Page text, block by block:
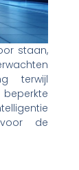
staan,
terwijl
de